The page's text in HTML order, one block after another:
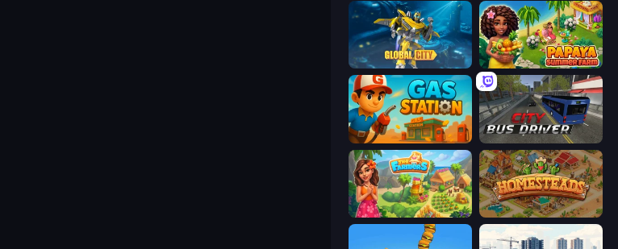
Global City Papaya Summer Farm
Gas Station City Bus Driver
The Farmers Homesteads: Dream Farm